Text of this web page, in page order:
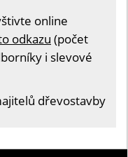
online
odkazu (počet
i slevové
dřevostavby